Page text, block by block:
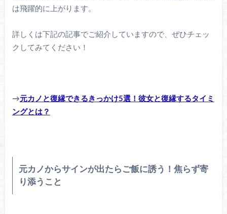
は飛躍的に上がります。
詳しくは下記の記事でご紹介していますので、ぜひチェッ
クしてみてください！
→元カノと復縁できるきっかけ5選！彼女と復縁するタイミ
ングとは？
元カノからサインが出たらご飯に誘う！焦らず寄
り添うこと